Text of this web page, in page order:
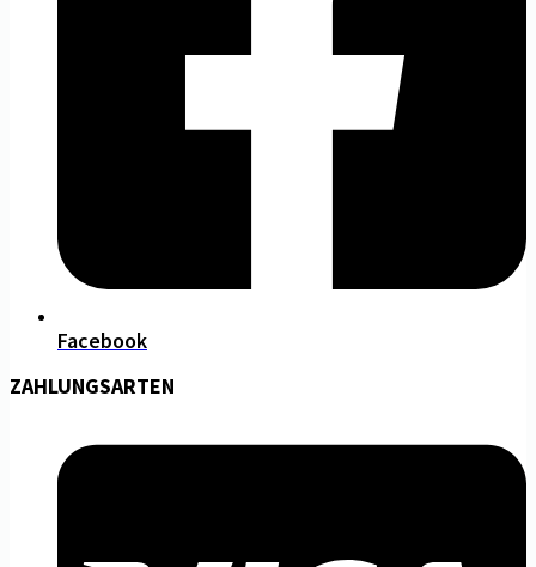
Facebook
ZAHLUNGSARTEN